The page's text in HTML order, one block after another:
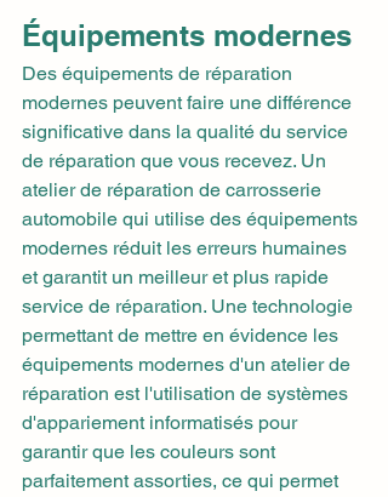
Équipements modernes
Des équipements de réparation
modernes peuvent faire une différence
significative dans la qualité du service
de réparation que vous recevez. Un
atelier de réparation de carrosserie
automobile qui utilise des équipements
modernes réduit les erreurs humaines
et garantit un meilleur et plus rapide
service de réparation. Une technologie
permettant de mettre en évidence les
équipements modernes d'un atelier de
réparation est l'utilisation de systèmes
d'appariement informatisés pour
garantir que les couleurs sont
parfaitement assorties, ce qui permet